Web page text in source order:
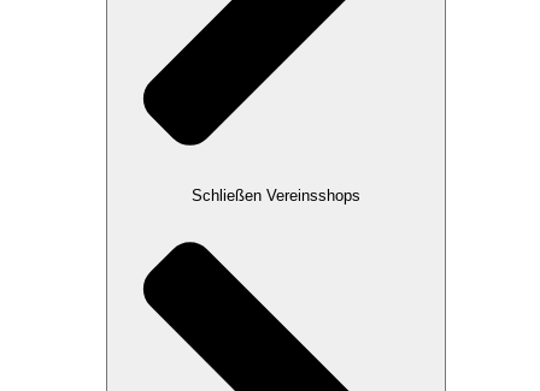
Schließen Vereinsshops